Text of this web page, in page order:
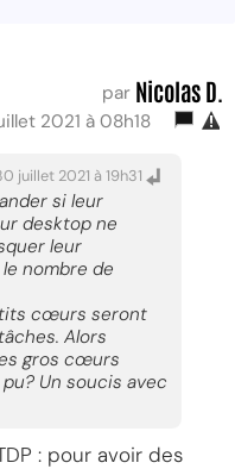
par Nicolas D.
2021 à 08h18
juillet 2021 à 19h31
si leur
desktop ne
leur
nombre de
cœurs seront
Alors
gros cœurs
Un soucis avec
: pour avoir des